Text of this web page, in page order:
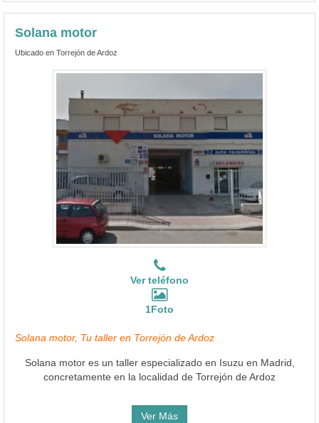
Solana motor
Ubicado en Torrejón de Ardoz
Ver teléfono
1Foto
Solana motor, Tu taller en Torrejón de Ardoz
Solana motor es un taller especializado en Isuzu en Madrid,
concretamente en la localidad de Torrejón de Ardoz
Ver Más